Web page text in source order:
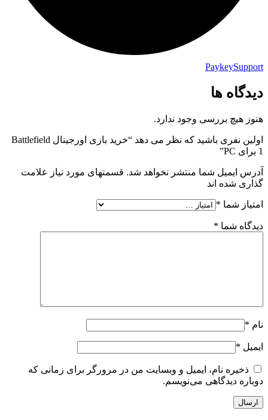
PaykeySupport
دیدگاه ها
هنوز هیچ بررسی وجود ندارد.
اولین نفری باشید که نظر می دهد “خرید بازی اورجینال Battlefield
1 برای PC”
آدرس ایمیل شما منتشر نخواهد شد. قسمتهای مورد نیاز علامت
گذاری شده اند
امتیاز شما *
دیدگاه شما *
نام *
ایمیل *
ذخیره نام، ایمیل و وبسایت من در مرورگر برای زمانی که
دوباره دیدگاهی می‌نویسم.